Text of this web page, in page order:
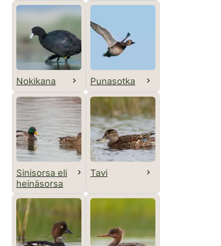
Nokikana Punasotka
Sinisorsa eli
heinäsorsa
Tavi